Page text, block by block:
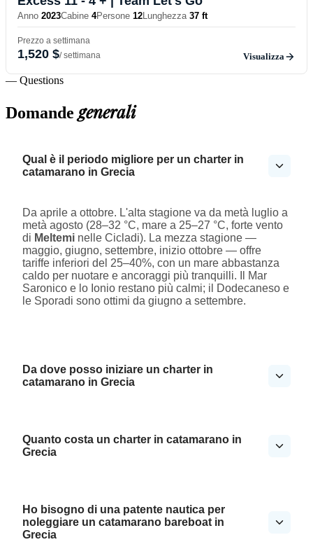
Anno 2023Cabine 4Persone 12Lunghezza 37 ft
Prezzo a settimana
1,520 $/ settimana Visualizza
— Questions
Domandegenerali
Qual è il periodo migliore per un charter in
catamarano in Grecia
Da aprile a ottobre. L'alta stagione va da metà luglio a
metà agosto (28–32 °C, mare a 25–27 °C, forte vento
di Meltemi nelle Cicladi). La mezza stagione —
maggio, giugno, settembre, inizio ottobre — offre
tariffe inferiori del 25–40%, con un mare abbastanza
caldo per nuotare e ancoraggi più tranquilli. Il Mar
Saronico e lo Ionio restano più calmi; il Dodecaneso e
le Sporadi sono ottimi da giugno a settembre.
Da dove posso iniziare un charter in
catamarano in Grecia
Quanto costa un charter in catamarano in
Grecia
Ho bisogno di una patente nautica per
noleggiare un catamarano bareboat in
Grecia